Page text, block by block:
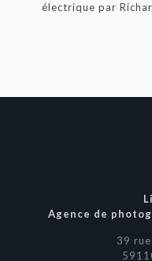
électrique par
Agence de
39